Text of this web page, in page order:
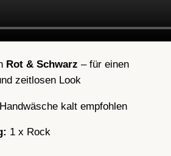
Rot & Schwarz – für einen
zeitlosen Look
Handwäsche kalt empfohlen
1 x Rock